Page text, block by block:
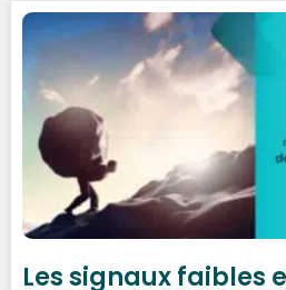
Les signaux faibles